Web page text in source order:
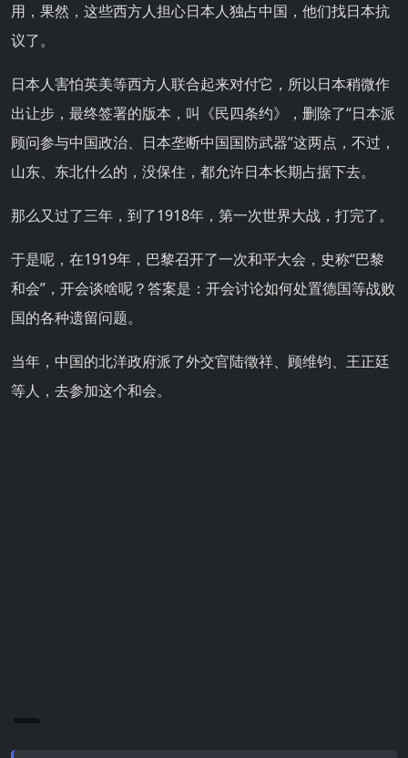
用，果然，这些西方人担心日本人独占中国，他们找日本抗
议了。
日本人害怕英美等西方人联合起来对付它，所以日本稍微作
出让步，最终签署的版本，叫《民四条约》，删除了“日本派
顾问参与中国政治、日本垄断中国国防武器”这两点，不过，
山东、东北什么的，没保住，都允许日本长期占据下去。
那么又过了三年，到了1918年，第一次世界大战，打完了。
于是呢，在1919年，巴黎召开了一次和平大会，史称“巴黎
和会”，开会谈啥呢？答案是：开会讨论如何处置德国等战败
国的各种遗留问题。
当年，中国的北洋政府派了外交官陆徵祥、顾维钧、王正廷
等人，去参加这个和会。